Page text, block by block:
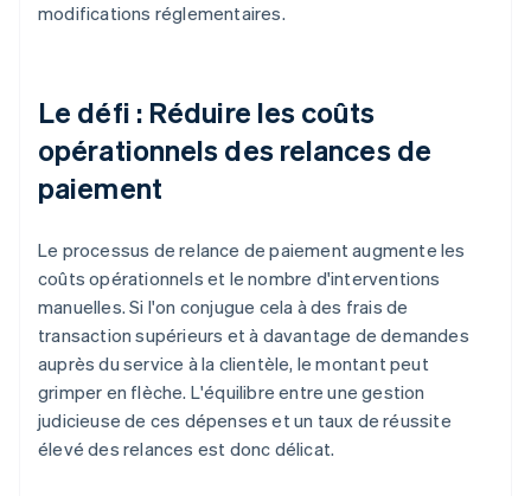
modifications réglementaires.
Le défi : Réduire les coûts
opérationnels des relances de
paiement
Le processus de relance de paiement augmente les
coûts opérationnels et le nombre d'interventions
manuelles. Si l'on conjugue cela à des frais de
transaction supérieurs et à davantage de demandes
auprès du service à la clientèle, le montant peut
grimper en flèche. L'équilibre entre une gestion
judicieuse de ces dépenses et un taux de réussite
élevé des relances est donc délicat.